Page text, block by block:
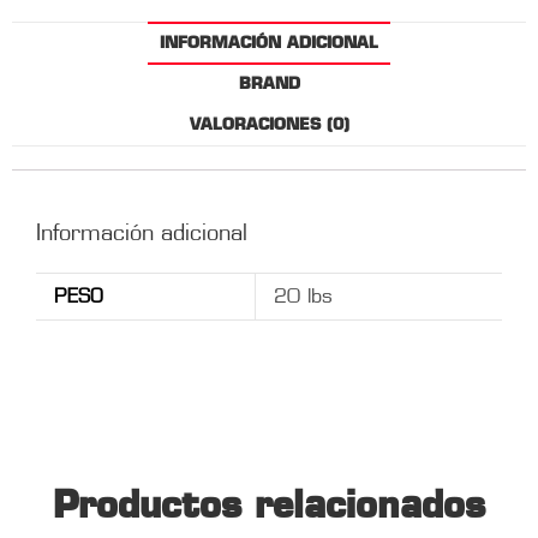
INFORMACIÓN ADICIONAL
BRAND
VALORACIONES (0)
Información adicional
PESO 20 lbs
Productos relacionados